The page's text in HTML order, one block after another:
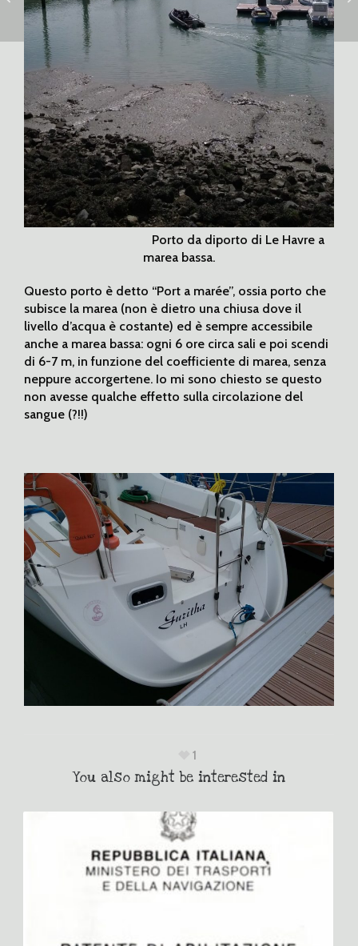
Porto da diporto di Le Havre a
marea bassa.
Questo porto è detto “Port a marée”, ossia porto che
subisce la marea (non è dietro una chiusa dove il
livello d’acqua è costante) ed è sempre accessibile
anche a marea bassa: ogni 6 ore circa sali e poi scendi
di 6-7 m, in funzione del coefficiente di marea, senza
neppure accorgertene. Io mi sono chiesto se questo
non avesse qualche effetto sulla circolazione del
sangue (?!!)
1
You also might be interested in